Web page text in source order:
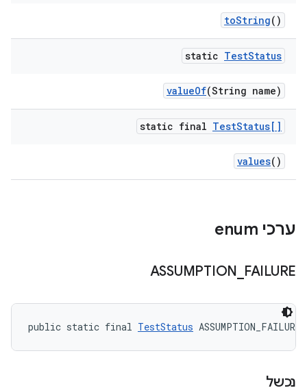
toString()
static TestStatus
valueOf(String name)
static final TestStatus[]
values()
ערכי enum
ASSUMPTION FAILURE
public static final TestStatus ASSUMPTION_FAILURE
נכשל